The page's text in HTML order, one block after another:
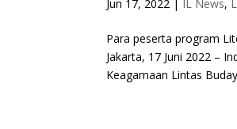
Jun 17, 2022 | IL News,
Para peserta program
Jakarta, 17 Juni 2022 –
Keagamaan Lintas